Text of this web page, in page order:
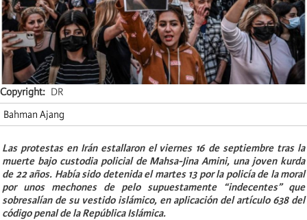
Copyright
DR
Bahman Ajang
Las protestas en Irán estallaron el viernes 16 de septiembre tras la
muerte bajo custodia policial de Mahsa-Jina Amini, una joven kurda
de 22 años. Había sido detenida el martes 13 por la policía de la moral
por unos mechones de pelo supuestamente “indecentes” que
sobresalían de su vestido islámico, en aplicación del artículo 638 del
código penal de la República Islámica.